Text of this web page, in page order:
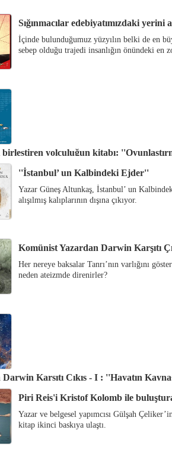
Sığınmacılar edebiyatımızdaki yerini
İçinde bulunduğumuz yüzyılın belki de en
sebep olduğu trajedi insanlığın önündeki en
birleştiren yolculuğun kitabı:
Tefrika Yayınları tarafından yayımlanan
gücünü anlamak ve uygulamak
''İstanbul’ un Kalbindeki Ejder''
Yazar Güneş Altunkaş, İstanbul’ un
alışılmış kalıplarının dışına çıkıyor.
Komünist Yazardan Darwin Karşıtı
Her nereye baksalar Tanrı’nın varlığını
neden ateizmde direnirler?
Karşıtı Çıkış - I : ''Hayatın
şeylerin hiçbiri “Yaratıcı” değildir. “Yaratıcı”,
varlıktır. Kendisi görünmeyen fakat yarattığı
Piri Reis'i Kristof Kolomb ile
Yazar ve belgesel yapımcısı Gülşah
kitap ikinci baskıya ulaştı.